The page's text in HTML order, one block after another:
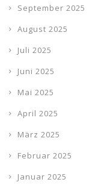
September 2025
August 2025
Juli 2025
Juni 2025
Mai 2025
April 2025
März 2025
Februar 2025
Januar 2025